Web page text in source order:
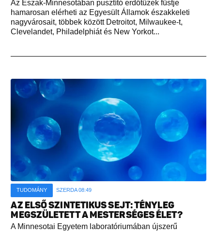
Az Észak-Minnesotában pusztító erdőtüzek füstje
hamarosan elérheti az Egyesült Államok északkeleti
nagyvárosait, többek között Detroitot, Milwaukee-t,
Clevelandet, Philadelphiát és New Yorkot...
TUDOMÁNY SZERDA 08:49
AZ ELSŐ SZINTETIKUS SEJT: TÉNYLEG
MEGSZÜLETETT A MESTERSÉGES ÉLET?
A Minnesotai Egyetem laboratóriumában újszerű